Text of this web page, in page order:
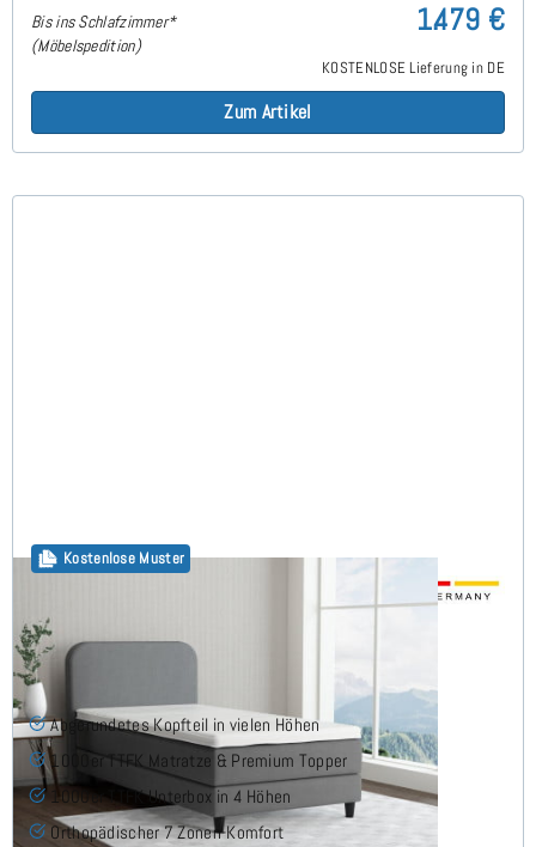
Bis ins Schlafzimmer*
(Möbelspedition)
1.479 €
KOSTENLOSE Lieferung in DE
Zum Artikel
Kostenlose Muster
Megy Boxspringbett 90x210 cm
Abgerundetes Kopfteil in vielen Höhen
1000er TTFK Matratze & Premium Topper
1000er TTFK Unterbox in 4 Höhen
Orthopädischer 7 Zonen-Komfort